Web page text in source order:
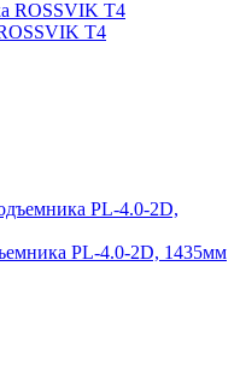
Т4
PL-4.0-2D, 1435мм